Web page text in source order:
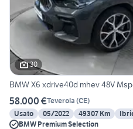
30
BMW X6 xdrive40d mhev 48V
58.000 €Teverola (CE)
Usato
05/2022 49307 Km
BMW Premium Selection